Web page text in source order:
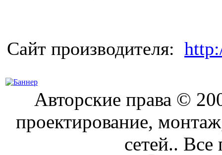
Сайт производителя:
Авторские права ©
проектирование,
сетей..